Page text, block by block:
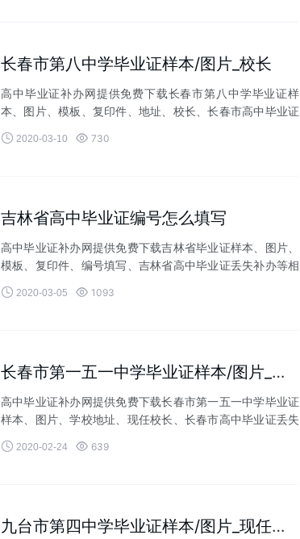
长春市第八中学毕业证样本/图片_校长
高中毕业证补办网提供免费下载长春市第八中学毕业证样
本、图片、模板、复印件、地址、校长、长春市高中毕业证
 2020-03-10  730
吉林省高中毕业证编号怎么填写
高中毕业证补办网提供免费下载吉林省毕业证样本、图片、
模板、复印件、编号填写、吉林省高中毕业证丢失补办等相
 2020-03-05  1093
长春市第一五一中学毕业证样本/图片_现任校长
高中毕业证补办网提供免费下载长春市第一五一中学毕业证
样本、图片、学校地址、现任校长、长春市高中毕业证丢失
 2020-02-24  639
九台市第四中学毕业证样本/图片_现任校长